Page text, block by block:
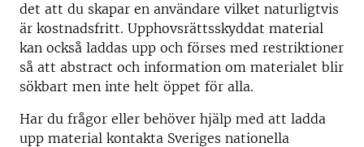
det att du skapar en användare vilket naturligtvis
är kostnadsfritt. Upphovsrättsskyddat material
kan också laddas upp och förses med restriktioner
så att abstract och information om materialet blir
sökbart men inte helt öppet för alla.
Har du frågor eller behöver hjälp med att ladda
upp material kontakta Sveriges nationella